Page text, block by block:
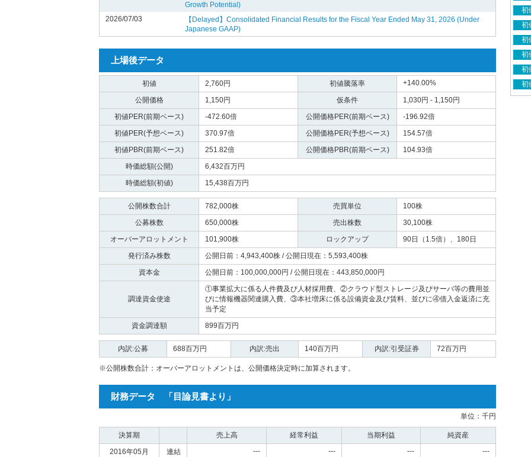
Growth Potential)
2026/07/03
【Delayed】Consolidated Financial Results for the Fiscal Year Ended May 31, 2026 (Under
Japanese GAAP)
上場後データ
初値 2,760円 初値騰落率 +140.00%
公開価格 1,150円 仮条件
1,030円 - 1,150円
初値PER(前期ベース)
-472.60倍 公開価格PER(前期ベース)
-196.92倍
初値PER(予想ベース)
370.97倍 公開価格PER(予想ベース)
154.57倍
初値PBR(前期ベース)
251.82倍 公開価格PBR(前期ベース)
104.93倍
時価総額(公開)
6,432百万円
時価総額(初値)
15,438百万円
公開株数合計 782,000株 売買単位
100株
公募株数
650,000株 売出株数
30,100株
オーバーアロットメント
101,900株 ロックアップ
90日（1.5倍）、180日
発行済み株数
公開日前：4,943,400株 / 公開日現在：5,593,400株
資本金
公開日前：100,000,000円 / 公開日現在：443,850,000円
調達資金使途
①事業拡大に係る人件費及び人材採用費、②クラウド型ストレージ及びサーバ等の費用並
びに情報機器関連購入費、③本社増床に係る設備資金及び賃料、並びに④借入金返済に充
当予定
資金調達額
899百万円
内訳:公募 688百万円 内訳:売出 140百万円 内訳:引受証券 72百万円
※公開株数合計：オーバーアロットメントは、公開価格決定時に加算されます。
財務データ 「目論見書より」
単位：千円
決算期 売上高 経常利益 当期利益
純資産
2016年05月
連結 --- --- --- ---
初
初
初
初
初
初